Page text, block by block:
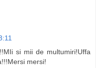
si mii de multumiri!Uffa
mersi!